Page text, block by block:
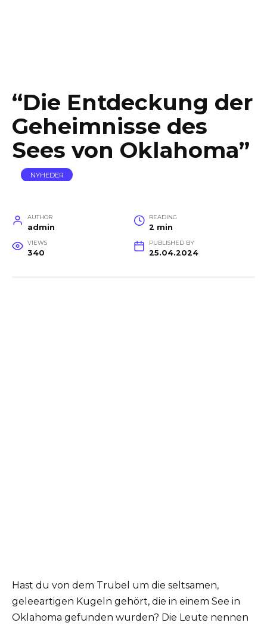
“Die Entdeckung der
Geheimnisse des
Sees von Oklahoma”
NYHEDER
AUTHOR
admin
READING
2 min
VIEWS
340
PUBLISHED BY
25.04.2024
Hast du von dem Trubel um die seltsamen,
geleeartigen Kugeln gehört, die in einem See in
Oklahoma gefunden wurden? Die Leute nennen